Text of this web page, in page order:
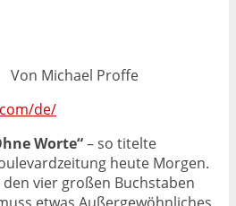
Von Michael Proffe
de/
Worte“– so titelte
heute Morgen.
vier großen Buchstaben